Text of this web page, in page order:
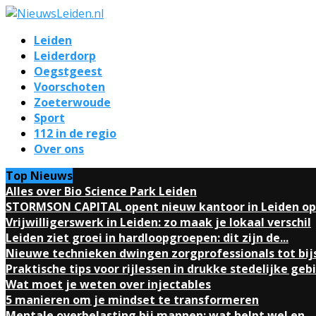
Leiden
Leiderdorp
Oegstgeest
Voorschoten
Zoeterwoude
Sport
112 in de regio
Over ons
Top Nieuws
Alles over Bio Science Park Leiden
STORMSON CAPITAL opent nieuw kantoor in Leiden
Vrijwilligerswerk in Leiden: zo maak je lokaal verschil
Leiden ziet groei in hardloopgroepen: dit zijn de...
Nieuwe technieken dwingen zorgprofessionals tot
Praktische tips voor rijlessen in drukke stedelijke
Wat moet je weten over injectables
5 manieren om je mindset te transformeren